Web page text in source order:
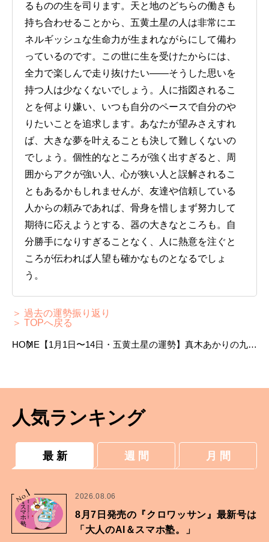
るものの生を司ります。天と地のどちらの働きも
持ち合わせることから、五黄土星の人は非常にエ
ネルギッシュな生命力が生まれながらにして備わ
っているのです。この世に生を受けたからには、
全力で楽しんで走り抜けたい――そうした思いを
持つ人は少なくないでしょう。人に指図されるこ
とを何より嫌い、いつも自分のペースで自分のや
りたいことを追求します。あなたが望みさえすれ
ば、大きな夢を叶えることも決して難しくないの
でしょう。個性的なところが強く出すぎると、周
囲からアクが強い人、心が狭い人と誤解されるこ
ともあるかもしれませんが、友達や信頼している
人からの頼みであれば、骨身を惜しまず努力して
期待に応えようとする、器の大きなところも。自
分勝手になりすぎることなく、人に熱意を注ぐと
ころが伝われば人望も確かなものとなるでしょ
う。
＞ 過去の運勢振り返り
＞ TOPへ戻る
HOME 【1月1日〜14日・五黄土星の運勢】真木あかりの九星
人気ランキング
最 新 週 間 月 間
No.
1 2026.08.06
8月7日発売の『クロワッサン』最新号は
「大人のAI＆スマホ塾。」